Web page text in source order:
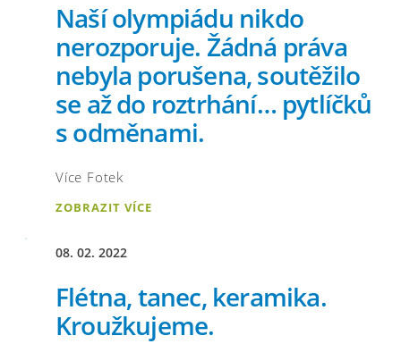
Naší olympiádu nikdo
nerozporuje. Žádná práva
nebyla porušena, soutěžilo
se až do roztrhání… pytlíčků
s odměnami.
Více Fotek
ZOBRAZIT VÍCE
08. 02. 2022
Flétna, tanec, keramika.
Kroužkujeme.